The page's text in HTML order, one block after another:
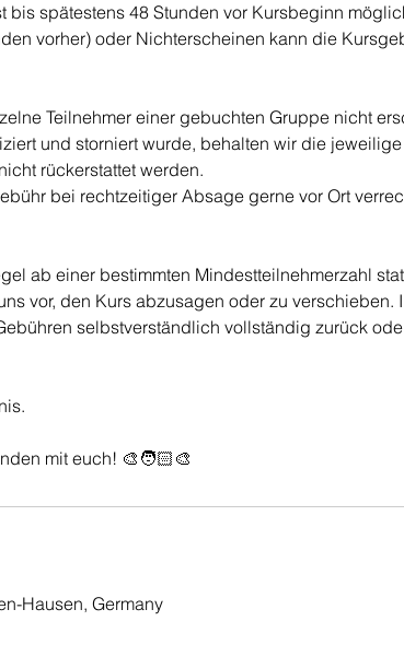
bis spätestens 48 Stunden vor Kursbeginn
vorher) oder Nichterscheinen kann die
Teilnehmer einer gebuchten Gruppe nicht
und storniert wurde, behalten wir die
rückerstattet werden.
bei rechtzeitiger Absage gerne vor Ort
ab einer bestimmten Mindestteilnehmerzahl
vor, den Kurs abzusagen oder zu verschieben.
selbstverständlich vollständig zurück
mit euch! 🎨🧑🏻‍🎨
Hausen, Germany